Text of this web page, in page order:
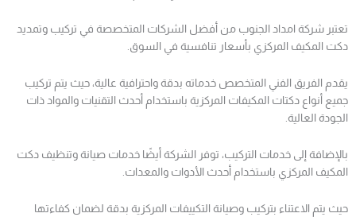
تعتبر شركة امداد الجنوب من أفضل الشركات المتخصصة في تركيب وتمديد
دكت المكيف المركزي بأسعار تنافسية في السوق.
يقدم الفريق الفني المتخصص خدماته بدقة واحترافية عالية، حيث يتم تركيب
جميع أنواع دكتات المكيفات المركزية باستخدام أحدث التقنيات والمواد ذات
الجودة العالية.
بالإضافة إلى خدمات التركيب، توفر الشركة أيضًا خدمات صيانة وتنظيف دكت
المكيف المركزي باستخدام أحدث الأدوات والمعدات.
حيث يتم الاعتناء بتركيب وصيانة التكييفات المركزية بدقة لضمان كفاءتها